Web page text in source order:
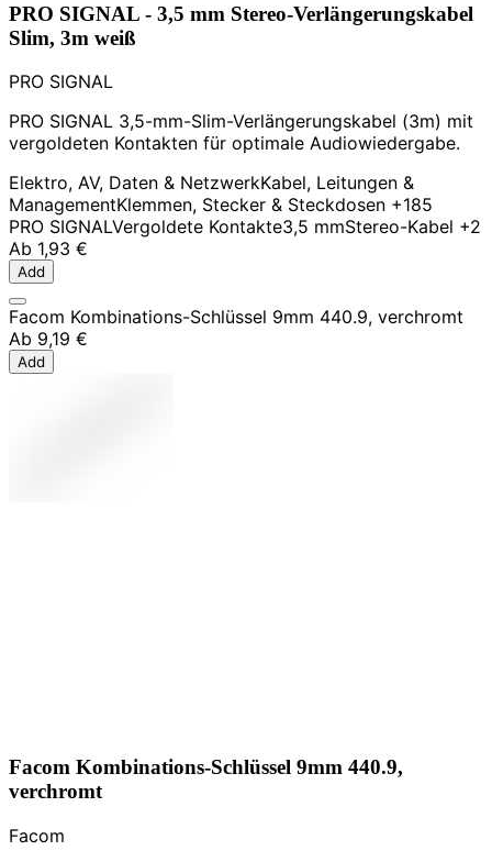
PRO SIGNAL - 3,5 mm Stereo-Verlängerungskabel
Slim, 3m weiß
PRO SIGNAL
PRO SIGNAL 3,5-mm-Slim-Verlängerungskabel (3m) mit
vergoldeten Kontakten für optimale Audiowiedergabe.
Elektro, AV, Daten & NetzwerkKabel, Leitungen &
ManagementKlemmen, Stecker & Steckdosen +185
PRO SIGNALVergoldete Kontakte3,5 mmStereo-Kabel +2
Ab 1,93 €
Add
Facom Kombinations-Schlüssel 9mm 440.9, verchromt
Ab 9,19 €
Add
Facom Kombinations-Schlüssel 9mm 440.9,
verchromt
Facom